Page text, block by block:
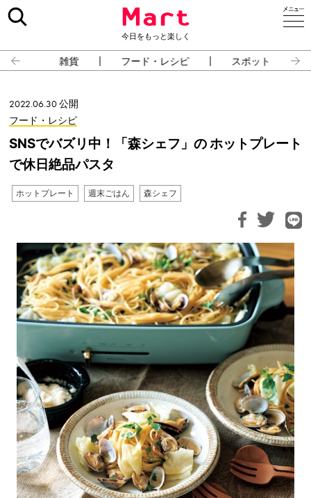
今日をもっと楽しく
雑貨 フード・レシピ スポット
2022.06.30 公開
フード・レシピ
SNSでバズリ中！「森シェフ」の ホットプレート
で休日絶品パスタ
ホットプレート 週末ごはん 森シェフ